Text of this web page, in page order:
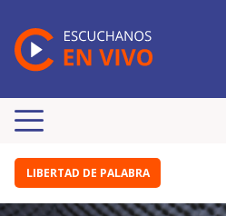
LIBERTAD DE PALABRA